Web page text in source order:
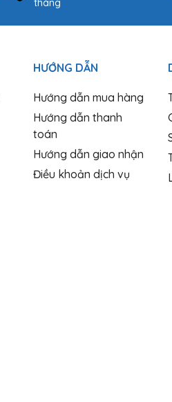
tháng
HƯỚNG DẪN
Hướng dẫn mua hàng
Hướng dẫn thanh
toán
Hướng dẫn giao nhận
Điều khoản dịch vụ